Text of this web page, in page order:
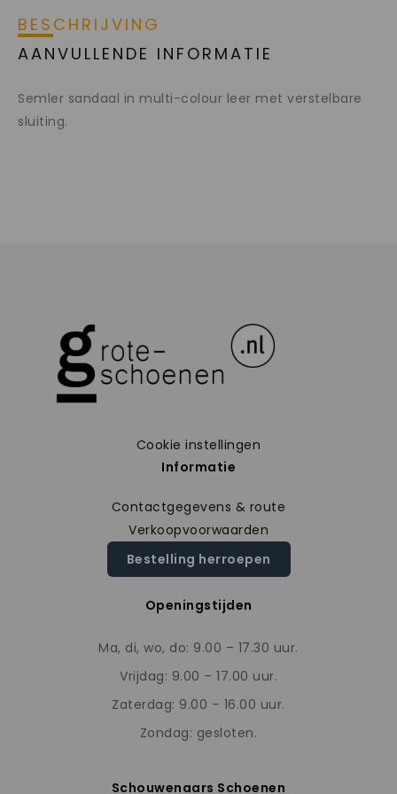
BESCHRIJVING
AANVULLENDE INFORMATIE
Semler sandaal in multi-colour leer met verstelbare
sluiting.
Cookie instellingen
Informatie
Contactgegevens & route
Verkoopvoorwaarden
Bestelling herroepen
Openingstijden
Ma, di, wo, do: 9.00 – 17.30 uur.
Vrijdag: 9.00 – 17.00 uur.
Zaterdag: 9.00 – 16.00 uur.
Zondag: gesloten.
Schouwenaars Schoenen